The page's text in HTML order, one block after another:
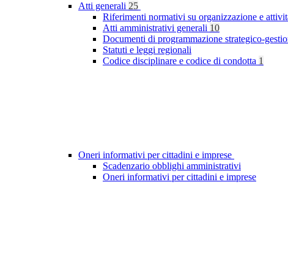
Atti generali 25
Riferimenti normativi su organizzazione e
Atti amministrativi generali 10
Documenti di programmazione strategico-
Statuti e leggi regionali
Codice disciplinare e codice di condotta 1
Oneri informativi per cittadini e imprese
Scadenzario obblighi amministrativi
Oneri informativi per cittadini e imprese